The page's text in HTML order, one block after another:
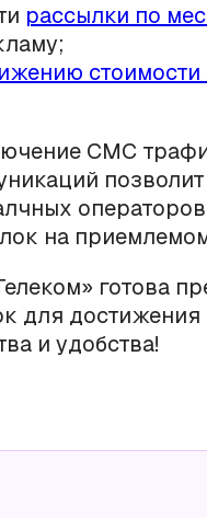
рассылки по
стоимости
СМС
позволит
на
готова
для
и удобства!